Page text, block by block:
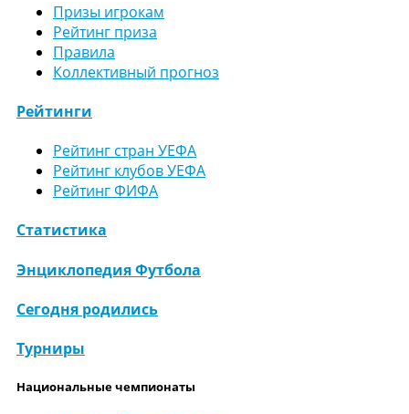
Призы игрокам
Рейтинг приза
Правила
Коллективный прогноз
Рейтинги
Рейтинг стран УЕФА
Рейтинг клубов УЕФА
Рейтинг ФИФА
Статистика
Энциклопедия Футбола
Сегодня родились
Турниры
Национальные чемпионаты